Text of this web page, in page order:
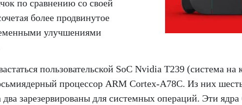
по сравнению со своей
более продвинутое
улучшениями
пользовательской SoC Nvidia T239 (система на
процессор ARM Cortex-A78C. Из них
зарезервированы для системных операций. Эти ядра